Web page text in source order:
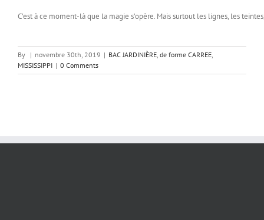
C’est à ce moment-là que la magie s’opère. Mais surtout les lignes, les
By | novembre 30th, 2019 | BAC JARDINIÈRE de forme CARREE
MISSISSIPPI | 0 Comments